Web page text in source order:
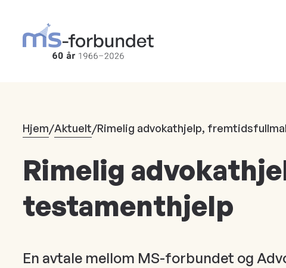
hovedinnhold
Hjem/Aktuelt/Rimelig advokathjelp,
Rimelig
testamenthjelp
En avtale mellom MS-forbundet og